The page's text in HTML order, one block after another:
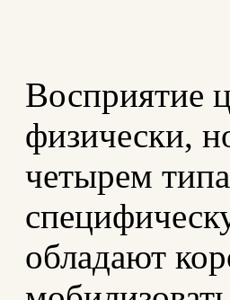
Восприятие
физически,
четырем
обладают